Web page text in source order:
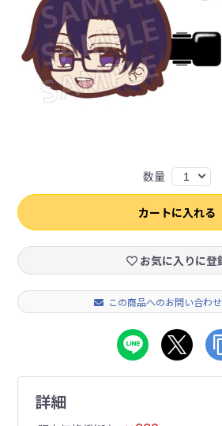
数量 1
カートに入れる
お気に入りに登
この商品へのお問い合わ
詳細